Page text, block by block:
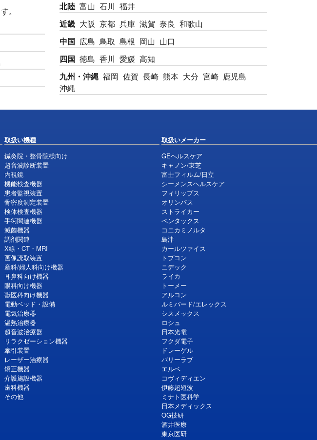
。
北陸 富山 石川 福井
近畿 大阪 京都 兵庫 滋賀 奈良 和歌山
中国 広島 鳥取 島根 岡山 山口
四国 徳島 香川 愛媛 高知
九州・沖縄 福岡 佐賀 長崎 熊本 大分 宮崎 鹿児島
沖縄
取扱い機種
鍼灸院・整骨院様向け
超音波診断装置
内視鏡
機能検査機器
患者監視装置
骨密度測定装置
検体検査機器
手術関連機器
滅菌機器
調剤関連
X線・CT・MRI
画像読取装置
産科/婦人科向け機器
耳鼻科向け機器
眼科向け機器
獣医科向け機器
電動ベッド・設備
電気治療器
温熱治療器
超音波治療器
リラクゼーション機器
牽引装置
レーザー治療器
矯正機器
介護施設機器
歯科機器
その他
取扱いメーカー
GEヘルスケア
キャノン/東芝
富士フィルム/日立
シーメンスヘルスケア
フィリップス
オリンパス
ストライカー
ペンタックス
コニカミノルタ
島津
カールツァイス
トプコン
ニデック
ライカ
トーメー
アルコン
ルミバード/エレックス
シスメックス
ロシュ
日本光電
フクダ電子
ドレーゲル
バリーラブ
エルベ
コヴィディエン
伊藤超短波
ミナト医科学
日本メディックス
OG技研
酒井医療
東京医研